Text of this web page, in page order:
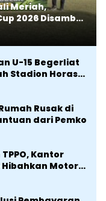
Meriah,
2026 Disambut
U-15 Begerliat
Stadion Horas
Rusak di
dari Pemko
Kantor
Motor
di